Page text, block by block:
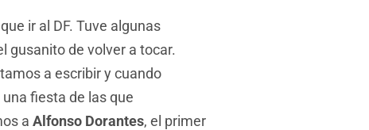
ir al DF. Tuve algunas
gusanito de volver a tocar.
a escribir y cuando
fiesta de las que
a Alfonso Dorantes, el primer